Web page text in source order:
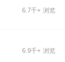
6.7千+ 浏览
6.9千+ 浏览